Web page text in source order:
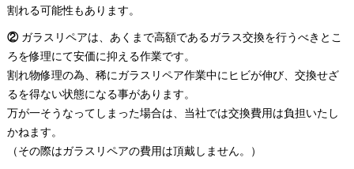
割れる可能性もあります。
② ガラスリペアは、あくまで高額であるガラス交換を行うべきとこ
ろを修理にて安価に抑える作業です。
割れ物修理の為、稀にガラスリペア作業中にヒビが伸び、交換せざ
るを得ない状態になる事があります。
万が一そうなってしまった場合は、当社では交換費用は負担いたし
かねます。
（その際はガラスリペアの費用は頂戴しません。）